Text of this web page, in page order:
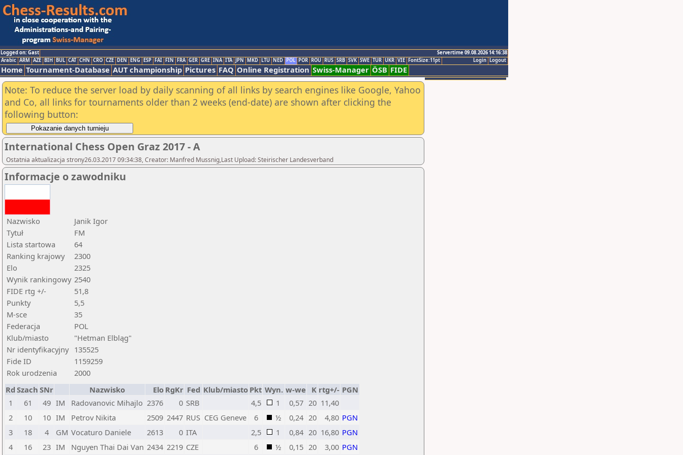
Logged on: Gast
Servertime 09.08.2026 14:16:38
Logout
Login
Arabic ARM AZE BIH BUL CAT CHN CRO CZE DEN ENG ESP FAI FIN FRA GER GRE INA ITA JPN MKD LTU NED POL POR ROU RUS SRB SVK SWE TUR UKR VIE FontSize:11pt
Home Tournament-Database AUT championship Pictures FAQ Online Registration Swiss-Manager ÖSB FIDE
Note: To reduce the server load by daily scanning of all links by search engines like Google, Yahoo
and Co, all links for tournaments older than 2 weeks (end-date) are shown after clicking the
following button:
International Chess Open Graz 2017 - A
Ostatnia aktualizacja strony26.03.2017 09:34:38, Creator: Manfred Mussnig,Last Upload: Steirischer Landesverband
Informacje o zawodniku
Nazwisko
Janik Igor
Tytuł
FM
Lista startowa
64
Ranking krajowy
2300
Elo
2325
Wynik rankingowy 2540
FIDE rtg +/-
51,8
Punkty
5,5
M-sce
35
Federacja
POL
Klub/miasto
"Hetman Elbląg"
Nr identyfikacyjny 135525
Fide ID
1159259
Rok urodzenia
2000
Rd Szach SNr Nazwisko Elo RgKr Fed Klub/miasto Pkt Wyn. w-we K rtg+/- PGN
1
61 49 IM Radovanovic Mihajlo 2376 0 SRB 4,5 1 0,57 20 11,40
2
10 10 IM Petrov Nikita 2509 2447 RUS CEG Geneve 6 ½ 0,24 20 4,80 PGN
3
18 4 GM Vocaturo Daniele 2613 0 ITA 2,5 1 0,84 20 16,80 PGN
4
16 23 IM Nguyen Thai Dai Van 2434 2219 CZE 6 ½ 0,15 20 3,00 PGN